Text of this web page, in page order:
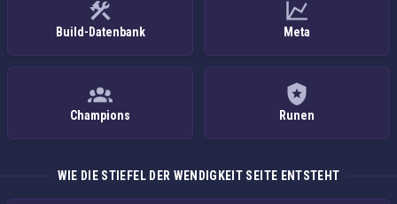
Build-Datenbank Meta
Champions Runen
WIE DIE STIEFEL DER WENDIGKEIT SEITE ENTSTEHT